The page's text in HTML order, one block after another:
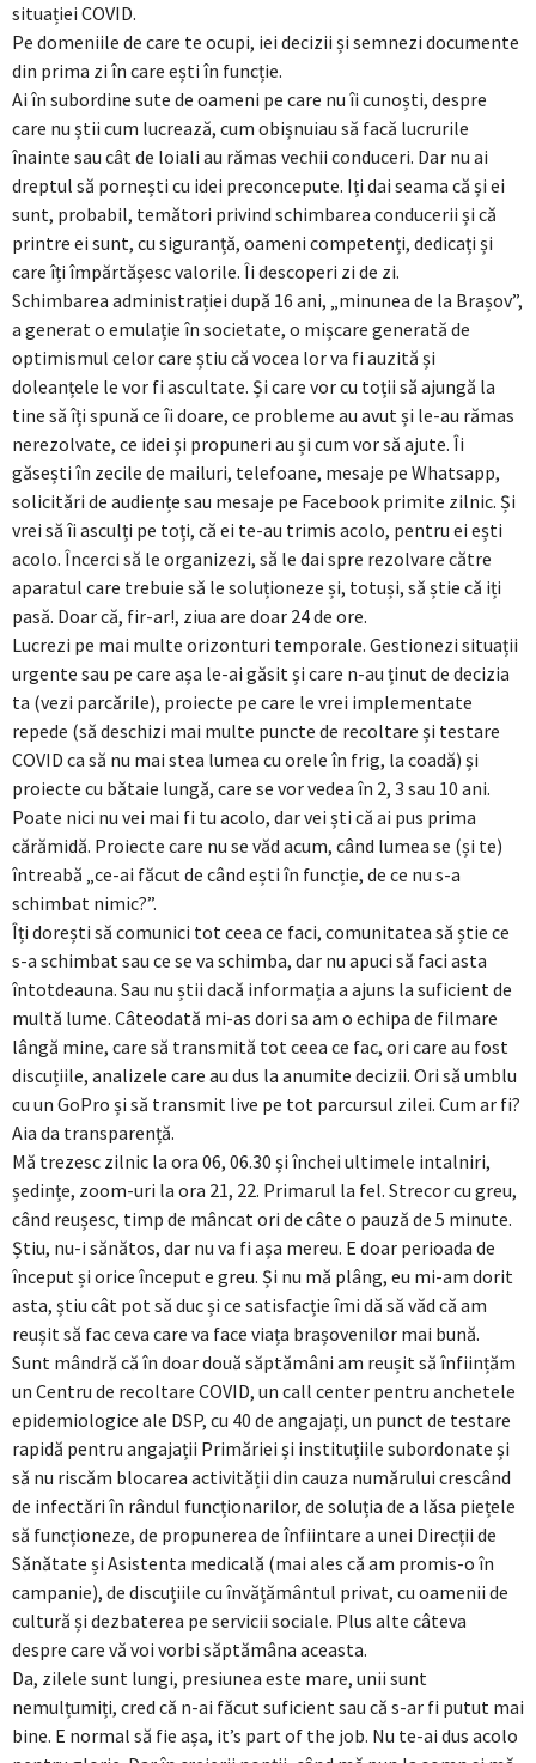
situației COVID.
Pe domeniile de care te ocupi, iei decizii și semnezi documente
din prima zi în care ești în funcție.
Ai în subordine sute de oameni pe care nu îi cunoști, despre
care nu știi cum lucrează, cum obișnuiau să facă lucrurile
înainte sau cât de loiali au rămas vechii conduceri. Dar nu ai
dreptul să pornești cu idei preconcepute. Iți dai seama că și ei
sunt, probabil, temători privind schimbarea conducerii și că
printre ei sunt, cu siguranță, oameni competenți, dedicați și
care îți împărtășesc valorile. Îi descoperi zi de zi.
Schimbarea administrației după 16 ani, „minunea de la Brașov”,
a generat o emulație în societate, o mișcare generată de
optimismul celor care știu că vocea lor va fi auzită și
doleanțele le vor fi ascultate. Și care vor cu toții să ajungă la
tine să îți spună ce îi doare, ce probleme au avut și le-au rămas
nerezolvate, ce idei și propuneri au și cum vor să ajute. Îi
găsești în zecile de mailuri, telefoane, mesaje pe Whatsapp,
solicitări de audiențe sau mesaje pe Facebook primite zilnic. Și
vrei să îi asculți pe toți, că ei te-au trimis acolo, pentru ei ești
acolo. Încerci să le organizezi, să le dai spre rezolvare către
aparatul care trebuie să le soluționeze și, totuși, să știe că iți
pasă. Doar că, fir-ar!, ziua are doar 24 de ore.
Lucrezi pe mai multe orizonturi temporale. Gestionezi situații
urgente sau pe care așa le-ai găsit și care n-au ținut de decizia
ta (vezi parcările), proiecte pe care le vrei implementate
repede (să deschizi mai multe puncte de recoltare și testare
COVID ca să nu mai stea lumea cu orele în frig, la coadă) și
proiecte cu bătaie lungă, care se vor vedea în 2, 3 sau 10 ani.
Poate nici nu vei mai fi tu acolo, dar vei ști că ai pus prima
cărămidă. Proiecte care nu se văd acum, când lumea se (și te)
întreabă „ce-ai făcut de când ești în funcție, de ce nu s-a
schimbat nimic?”.
Îți dorești să comunici tot ceea ce faci, comunitatea să știe ce
s-a schimbat sau ce se va schimba, dar nu apuci să faci asta
întotdeauna. Sau nu știi dacă informația a ajuns la suficient de
multă lume. Câteodată mi-as dori sa am o echipa de filmare
lângă mine, care să transmită tot ceea ce fac, ori care au fost
discuțiile, analizele care au dus la anumite decizii. Ori să umblu
cu un GoPro și să transmit live pe tot parcursul zilei. Cum ar fi?
Aia da transparență.
Mă trezesc zilnic la ora 06, 06.30 și închei ultimele intalniri,
ședințe, zoom-uri la ora 21, 22. Primarul la fel. Strecor cu greu,
când reușesc, timp de mâncat ori de câte o pauză de 5 minute.
Știu, nu-i sănătos, dar nu va fi așa mereu. E doar perioada de
început și orice început e greu. Și nu mă plâng, eu mi-am dorit
asta, știu cât pot să duc și ce satisfacție îmi dă să văd că am
reușit să fac ceva care va face viața brașovenilor mai bună.
Sunt mândră că în doar două săptămâni am reușit să înființăm
un Centru de recoltare COVID, un call center pentru anchetele
epidemiologice ale DSP, cu 40 de angajați, un punct de testare
rapidă pentru angajații Primăriei și instituțiile subordonate și
să nu riscăm blocarea activității din cauza numărului crescând
de infectări în rândul funcționarilor, de soluția de a lăsa piețele
să funcționeze, de propunerea de înfiintare a unei Direcții de
Sănătate și Asistenta medicală (mai ales că am promis-o în
campanie), de discuțiile cu învățământul privat, cu oamenii de
cultură și dezbaterea pe servicii sociale. Plus alte câteva
despre care vă voi vorbi săptămâna aceasta.
Da, zilele sunt lungi, presiunea este mare, unii sunt
nemulțumiți, cred că n-ai făcut suficient sau că s-ar fi putut mai
bine. E normal să fie așa, it’s part of the job. Nu te-ai dus acolo